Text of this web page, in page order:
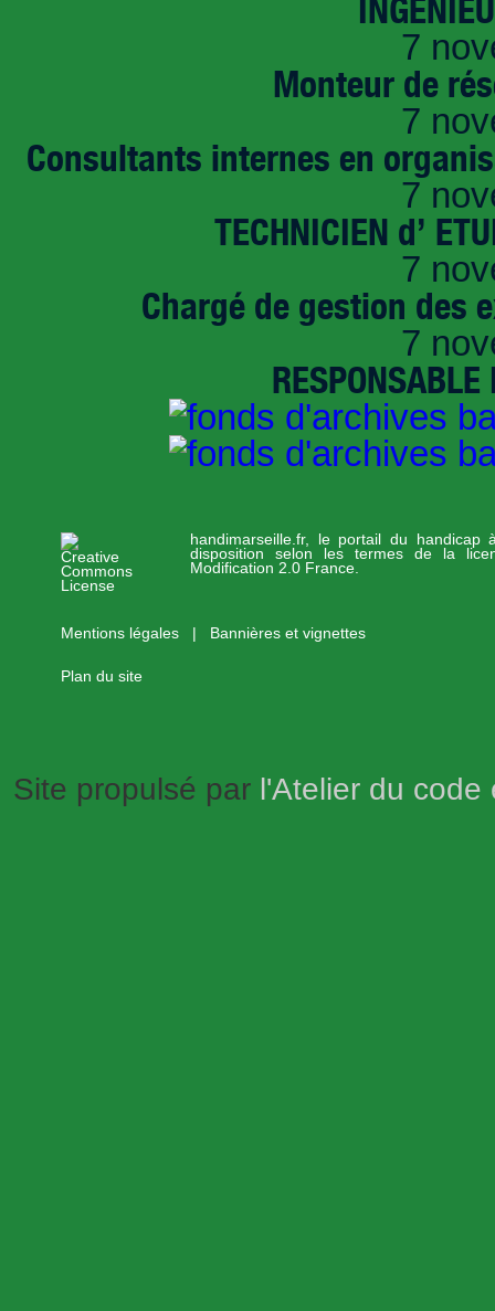
7
Monteur de
7
Consultants internes en
7
TECHNICIEN d’
7
Chargé de gestion des
7
handimarseille.fr, le portail du handicap
disposition selon les termes de la
Modification 2.0 France.
Mentions légales Bannières et vignettes
Plan du site
Site propulsé par l'Atelier du